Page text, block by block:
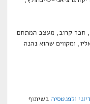
חבר קרוב, מעצב המתחם
ומקווים שהוא נהנה
ולפנטסיה בשיתוף